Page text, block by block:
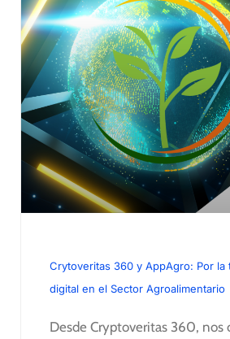
Crytoveritas 360 y AppAgro: Por la
digital en el Sector Agroalimentario
Desde Cryptoveritas 360, nos